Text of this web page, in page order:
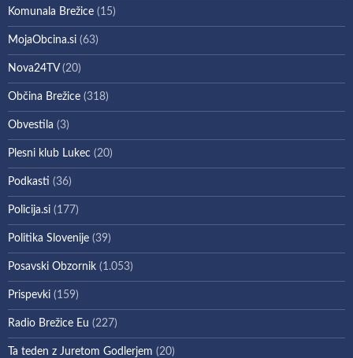
Komunala Brežice (15)
MojaObcina.si (63)
Nova24TV(20)
Občina Brežice (318)
Obvestila (3)
Plesni klub Lukec (20)
Podkasti (36)
Policija.si (177)
Politika Slovenije (39)
Posavski Obzornik (1.053)
Prispevki (159)
Radio Brežice Eu (227)
Ta teden z Juretom Godlerjem (20)